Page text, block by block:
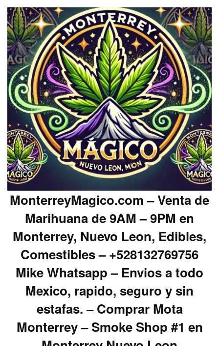
MonterreyMagico.com – Venta de
Marihuana de 9AM – 9PM en
Monterrey, Nuevo Leon, Edibles,
Comestibles – +528132769756
Mike Whatsapp – Envios a todo
Mexico, rapido, seguro y sin
estafas. – Comprar Mota
Monterrey – Smoke Shop #1 en